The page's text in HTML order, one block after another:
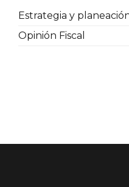
Estrategia y
Opinión Fiscal